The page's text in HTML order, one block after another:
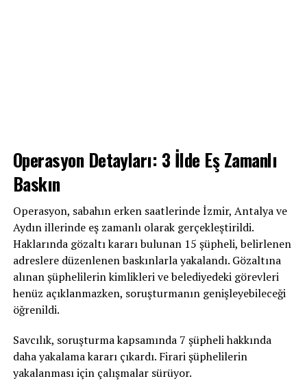
Operasyon Detayları: 3 İlde Eş Zamanlı
Baskın
Operasyon, sabahın erken saatlerinde İzmir, Antalya ve
Aydın illerinde eş zamanlı olarak gerçekleştirildi.
Haklarında gözaltı kararı bulunan 15 şüpheli, belirlenen
adreslere düzenlenen baskınlarla yakalandı. Gözaltına
alınan şüphelilerin kimlikleri ve belediyedeki görevleri
henüz açıklanmazken, soruşturmanın genişleyebileceği
öğrenildi.
Savcılık, soruşturma kapsamında 7 şüpheli hakkında
daha yakalama kararı çıkardı. Firari şüphelilerin
yakalanması için çalışmalar sürüyor.